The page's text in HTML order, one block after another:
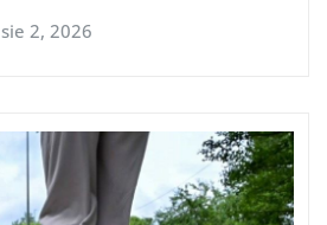
sie 2, 2026